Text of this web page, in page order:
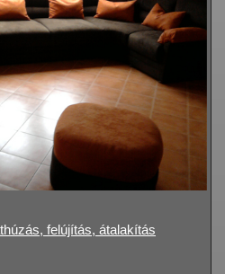
felújítás, átalakítás